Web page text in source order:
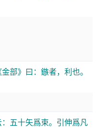
部》曰：鏃者，利也。
五十矢爲束。引伸爲凡